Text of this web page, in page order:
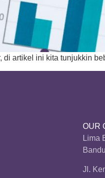
artikel ini kita tunjukkin
OUR
Lima
Jl.